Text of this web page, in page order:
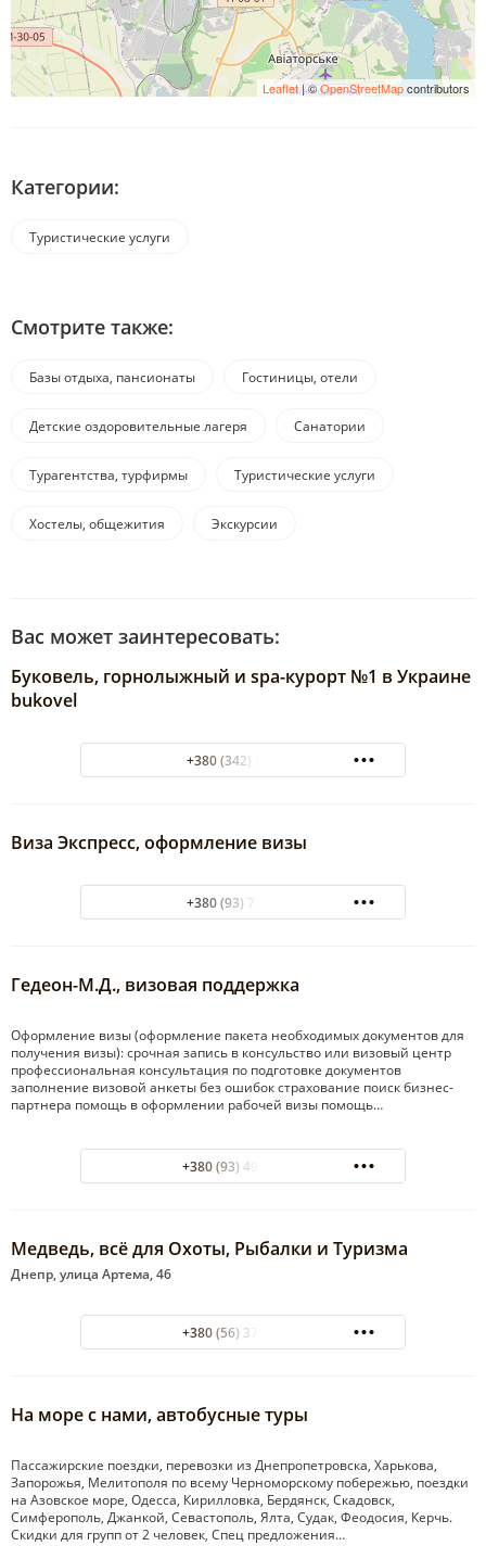
Leaflet| ©OpenStreetMapcontributors
Категории:
Туристические услуги
Смотрите также:
Базы отдыха, пансионаты Гостиницы, отели
Детские оздоровительные лагеря Санатории
Турагентства, турфирмы Туристические услуги
Хостелы, общежития Экскурсии
Вас может заинтересовать:
Буковель, горнолыжный и spa-курорт №1 в Украине
bukovel
+380 (342) 595546
Виза Экспресс, оформление визы
+380 (93) 7584111
Гедеон-М.Д., визовая поддержка
Оформление визы (оформление пакета необходимых документов для
получения визы): срочная запись в консульство или визовый центр
профессиональная консультация по подготовке документов
заполнение визовой анкеты без ошибок страхование поиск бизнес-
партнера помощь в оформлении рабочей визы помощь…
+380 (93) 493-69-09
Медведь, всё для Охоты, Рыбалки и Туризма
Днепр, улица Артема, 46
+380 (56) 373-39-07
На море с нами, автобусные туры
Пассажирские поездки, перевозки из Днепропетровска, Харькова,
Запорожья, Мелитополя по всему Черноморскому побережью, поездки
на Азовское море, Одесса, Кирилловка, Бердянск, Скадовск,
Симферополь, Джанкой, Севастополь, Ялта, Судак, Феодосия, Керчь.
Скидки для групп от 2 человек, Спец предложения…